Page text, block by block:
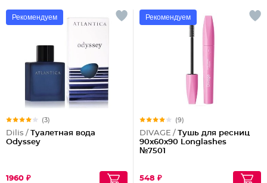
Рекомендуем
(3)
Dilis / Туалетная вода
Odyssey
1960 ₽
Рекомендуем
(9)
DIVAGE / Тушь для ресниц
90x60x90 Longlashes
№7501
548 ₽